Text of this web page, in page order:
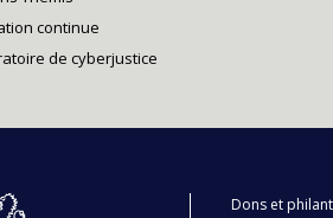
continue
de cyberjustice
Dons et